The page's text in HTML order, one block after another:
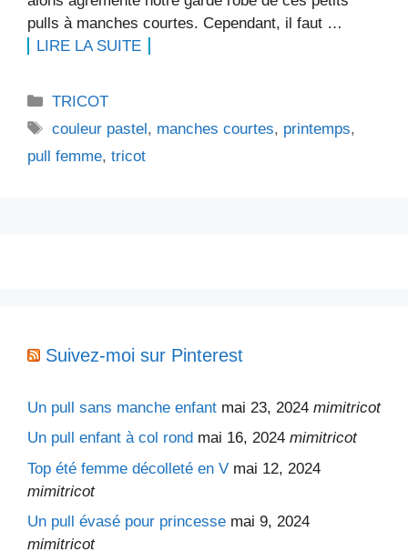
pulls à manches courtes. Cependant, il faut …
LIRE LA SUITE
Catégories
TRICOT
Étiquettes
couleur pastel, manches courtes, printemps,
pull femme, tricot
Suivez-moi sur Pinterest
Un pull sans manche enfant mai 23, 2024 mimitricot
Un pull enfant à col rond mai 16, 2024 mimitricot
Top été femme décolleté en V mai 12, 2024
mimitricot
Un pull évasé pour princesse mai 9, 2024
mimitricot